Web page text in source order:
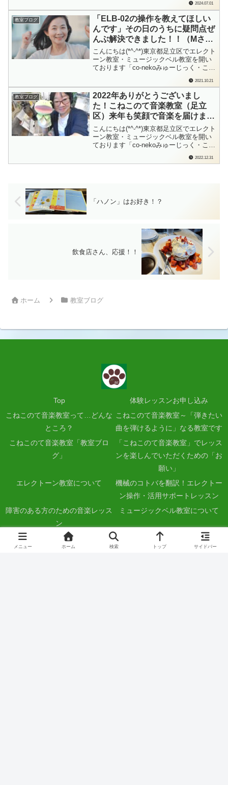
2024年も半分過ぎて、折り返し。「今年
こそ始めてみたいなぁ…」と思っていた
こと、スタートできていますでしょう
か？これからでも遅くないですよ！「音
楽...
2024.07.01
教室ブログ
「ELB-02の操作を教えてほしい
んです」その日のうちに疑問点ぜ
んぶ解決できました！！（Mさ
ん、「エレクトーンの操作・エレ
クトーンの機能を学ぶ」出張レッ
スン）
こんにちは(*^-^*)東京都足立区でエレクト
ーン教室・ミュージックベル教室を開い
ております「co-nekoみゅーじっく・こね
す。お電話をいただいたのは日曜日のこ
と。「エレクトーンの使い方を教えてほ
しいんです」とのご連絡でした。Mさん
からのお問い合わせ内容今現在、エ...
2021.10.21
教室ブログ
2022年ありがとうございまし
た！こねこのて音楽教室（足立
区）来年も笑顔で音楽を届けます
♪
こんにちは(*^-^*)東京都足立区でエレクト
ーン教室・ミュージックベル教室を開い
ております「co-nekoみゅーじっく・こね
す。音楽を通じて、本当にたくさんの
2022.12.31
「ハノン」はお好き！？
飲食店さん、応援！！
ホーム 教室ブログ
Top
体験レッスンお申し込み
こねこのて音楽教室って…どんな
ところ？
こねこのて音楽教室～「弾きたい
曲を弾けるように」なる教室です
こねこのて音楽教室「教室ブロ
グ」
「こねこのて音楽教室」でレッス
ンを楽しんでいただくための「お
願い」
エレクトーン教室について
機械のコトバを翻訳！エレクトー
ン操作・活用サポートレッスン
障害のある方のための音楽レッス
ン
ミュージックベル教室について
あなたのペースで独習！ムービー
音楽塾
キーボードコースについて
メニュー ホーム 検索 トップ サイドバー